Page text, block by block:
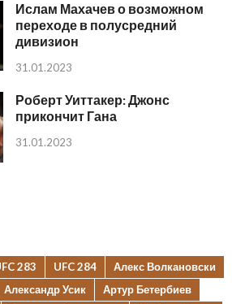
Ислам Махачев о возможном
переходе в полусредний
дивизион
31.01.2023
Роберт Уиттакер: Джонс
прикончит Гана
31.01.2023
283 UFC 284
Алекс Волкановски
Александр Усик
Артур Бетербиев